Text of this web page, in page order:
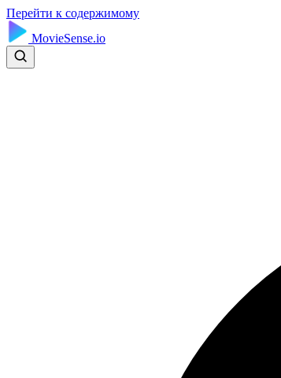
Перейти к содержимому
MovieSense.io